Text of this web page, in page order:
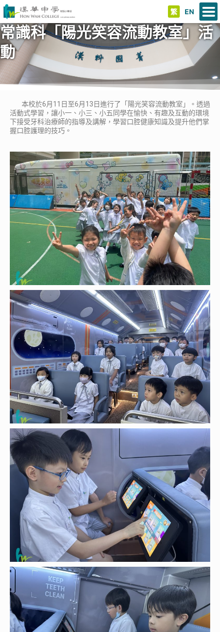
繁 EN
常識科「陽光笑容流動教室」活
動
本校於6月11日至6月13日進行了「陽光笑容流動教室」。透過
活動式學習，讓小一、小三、小五同學在愉快、有趣及互動的環境
下接受牙科治療師的指導及講解，學習口腔健康知識及提升他們掌
握口腔護理的技巧。